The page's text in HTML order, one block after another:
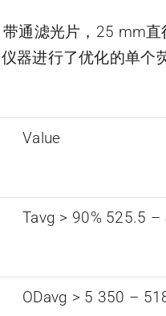
通滤光片，25 mm
器进行了优化的单个
Value
Tavg > 90% 525.5 –
ODavg > 5 350 –